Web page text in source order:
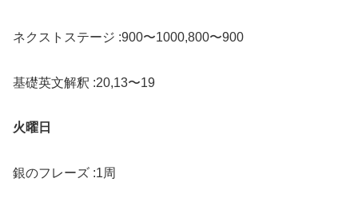
ネクストステージ :900〜1000,800〜900
基礎英文解釈 :20,13〜19
火曜日
銀のフレーズ :1周